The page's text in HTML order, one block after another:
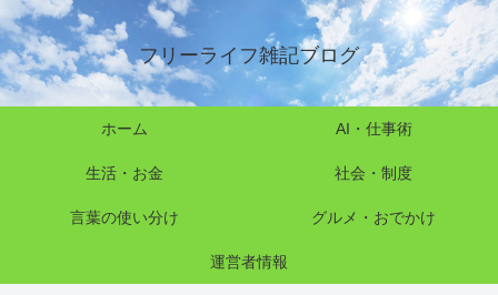
フリーライフ雑記ブログ
ホーム AI・仕事術
生活・お金 社会・制度
言葉の使い分け グルメ・おでかけ
運営者情報